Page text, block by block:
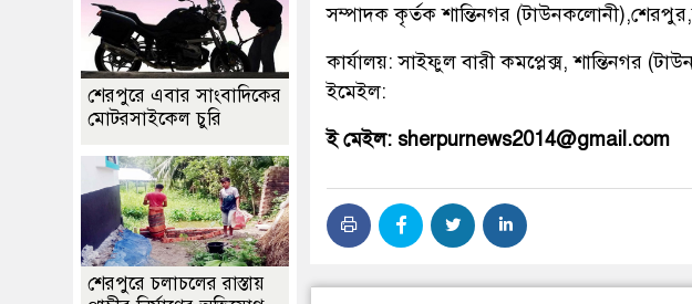
সম্পাদক কৃর্তক শান্তিনগর
কার্যালয়: সাইফুল বারী কমপ্লেক্স, শান্তিনগর
ইমেইল:
ই মেইল: sherpurnews2014@gmail.com
শেরপুরে এবার সাংবাদিকের
মোটরসাইকেল চুরি
শেরপুরে চলাচলের রাস্তায়